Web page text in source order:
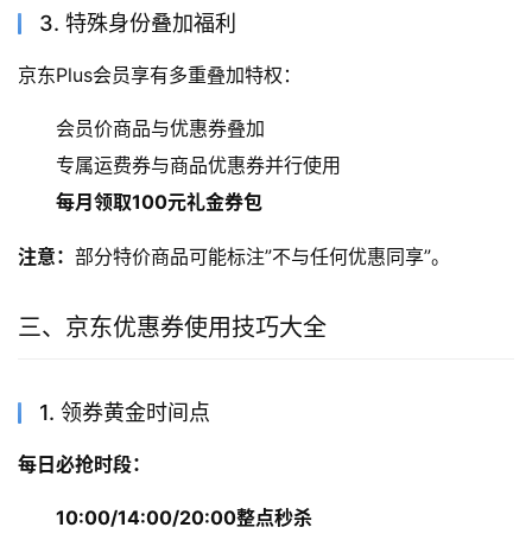
3. 特殊身份叠加福利
京东Plus会员享有多重叠加特权：
会员价商品与优惠券叠加
专属运费券与商品优惠券并行使用
每月领取100元礼金券包
注意： 部分特价商品可能标注”不与任何优惠同享”。
三、京东优惠券使用技巧大全
1. 领券黄金时间点
每日必抢时段：
10:00/14:00/20:00整点秒杀